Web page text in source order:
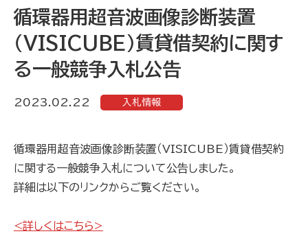
循環器用超音波画像診断装置
（VISICUBE）賃貸借契約に関す
る一般競争入札公告
2023.02.22 入札情報
循環器用超音波画像診断装置（VISICUBE）賃貸借契約
に関する一般競争入札について公告しました。
詳細は以下のリンクからご覧ください。
<詳しくはこちら>